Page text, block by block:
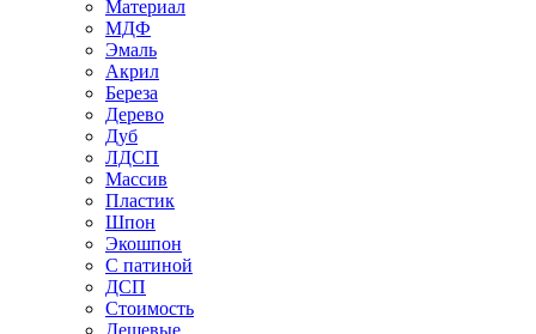
Материал
МДФ
Эмаль
Акрил
Береза
Дерево
Дуб
ЛДСП
Массив
Пластик
Шпон
Экошпон
С патиной
ДСП
Стоимость
Дешевые